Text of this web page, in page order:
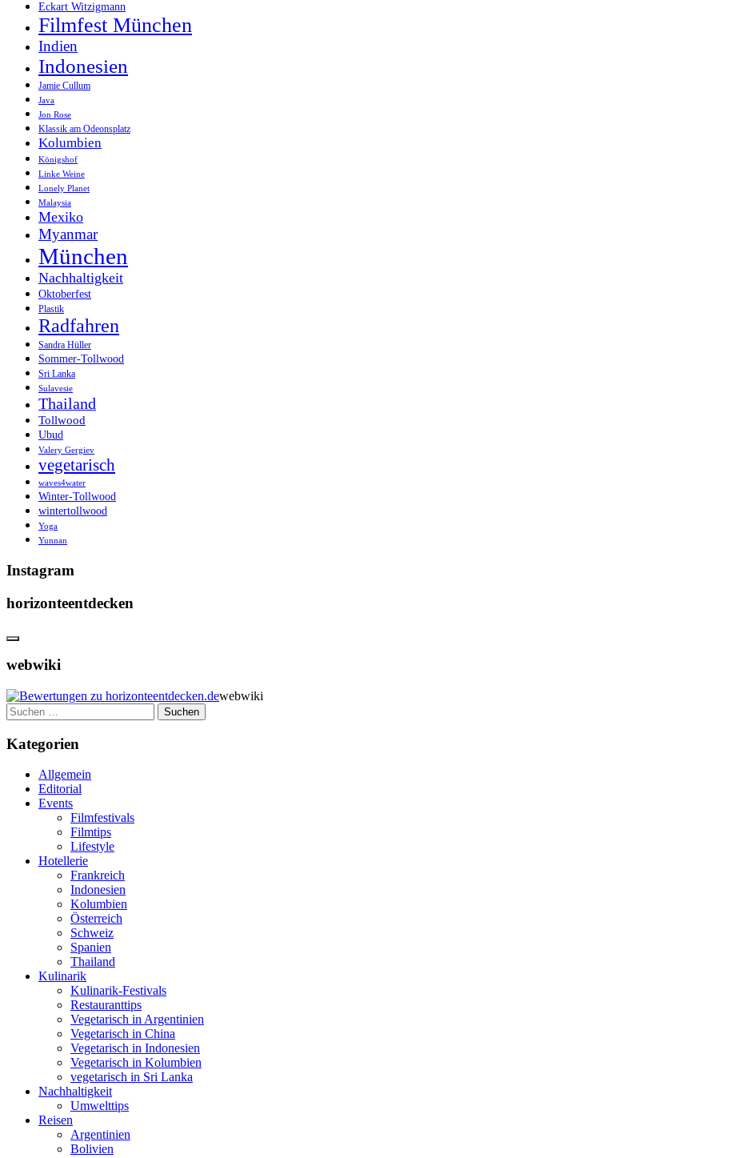
Eckart Witzigmann
Filmfest München
Indien
Indonesien
Jamie Cullum
Java
Jon Rose
Klassik am Odeonsplatz
Kolumbien
Königshof
Linke Weine
Lonely Planet
Malaysia
Mexiko
Myanmar
München
Nachhaltigkeit
Oktoberfest
Plastik
Radfahren
Sandra Hüller
Sommer-Tollwood
Sri Lanka
Sulavesie
Thailand
Tollwood
Ubud
Valery Gergiev
vegetarisch
waves4water
Winter-Tollwood
wintertollwood
Yoga
Yunnan
Instagram
horizonteentdecken
webwiki
webwiki
Suchen
nach:
Kategorien
Allgemein
Editorial
Events
Filmfestivals
Filmtips
Lifestyle
Hotellerie
Frankreich
Indonesien
Kolumbien
Österreich
Schweiz
Spanien
Thailand
Kulinarik
Kulinarik-Festivals
Restauranttips
Vegetarisch in Argentinien
Vegetarisch in China
Vegetarisch in Indonesien
Vegetarisch in Kolumbien
vegetarisch in Sri Lanka
Nachhaltigkeit
Umwelttips
Reisen
Argentinien
Bolivien